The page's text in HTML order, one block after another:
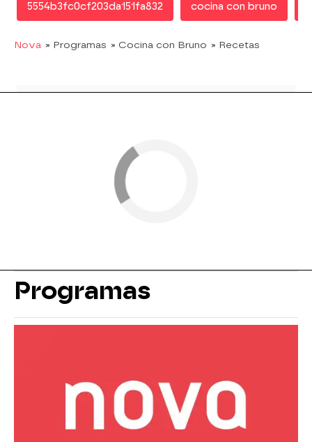
5554b3fc0cf203da151fa832 cocina con bruno
Nova » Programas » Cocina con Bruno » Recetas
Programas